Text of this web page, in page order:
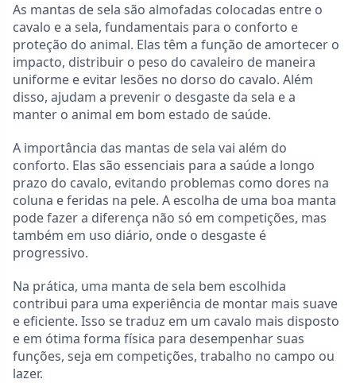
As mantas de sela são almofadas colocadas entre o
cavalo e a sela, fundamentais para o conforto e
proteção do animal. Elas têm a função de amortecer o
impacto, distribuir o peso do cavaleiro de maneira
uniforme e evitar lesões no dorso do cavalo. Além
disso, ajudam a prevenir o desgaste da sela e a
manter o animal em bom estado de saúde.
A importância das mantas de sela vai além do
conforto. Elas são essenciais para a saúde a longo
prazo do cavalo, evitando problemas como dores na
coluna e feridas na pele. A escolha de uma boa manta
pode fazer a diferença não só em competições, mas
também em uso diário, onde o desgaste é
progressivo.
Na prática, uma manta de sela bem escolhida
contribui para uma experiência de montar mais suave
e eficiente. Isso se traduz em um cavalo mais disposto
e em ótima forma física para desempenhar suas
funções, seja em competições, trabalho no campo ou
lazer.